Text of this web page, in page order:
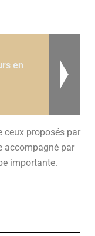
en
ceux proposés par
accompagné par
importante.